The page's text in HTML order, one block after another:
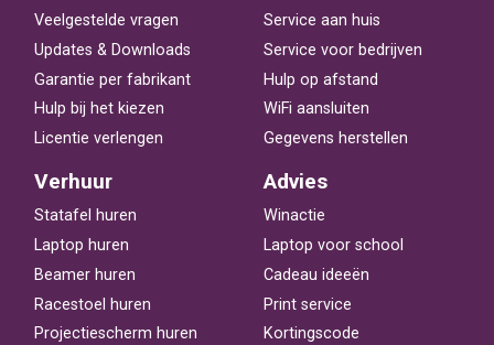
Veelgestelde vragen
Updates & Downloads
Garantie per fabrikant
Hulp bij het kiezen
Licentie verlengen
Service aan huis
Service voor bedrijven
Hulp op afstand
WiFi aansluiten
Gegevens herstellen
Verhuur
Statafel huren
Laptop huren
Beamer huren
Racestoel huren
Projectiescherm huren
Advies
Winactie
Laptop voor school
Cadeau ideeën
Print service
Kortingscode